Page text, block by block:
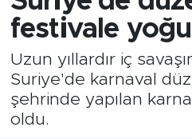
festivale
Uzun yıllardır iç
Suriye'de karnaval
şehrinde yapılan
oldu.
Son Dakika Haberleri
Haber Arşivi